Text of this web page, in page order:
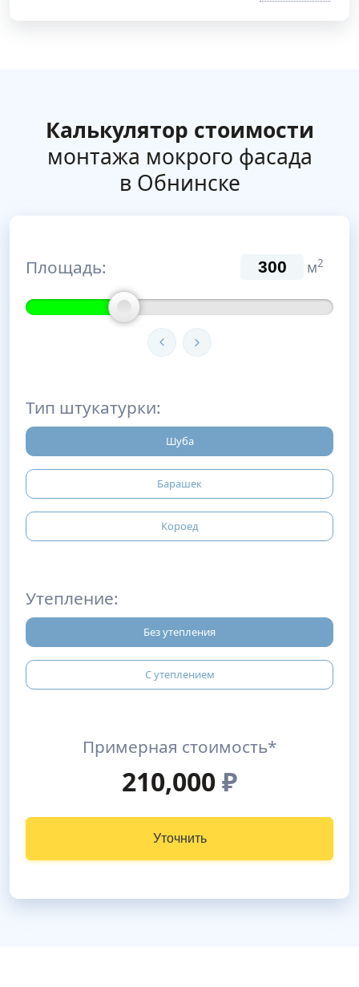
Калькулятор стоимости
монтажа мокрого фасада
в Обнинске
Площадь: м2
Тип штукатурки:
Шуба
Барашек
Короед
Утепление:
Без утепления
С утеплением
Примерная стоимость*
210,000₽
Уточнить